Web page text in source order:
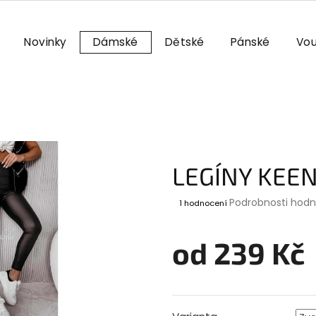
Novinky Dámské Dětské Pánské
LEGÍNY
Průměrné
5,0
z
hvězdiček.
1 hodnoceníPodrobnosti
od 239 Kč
cena: